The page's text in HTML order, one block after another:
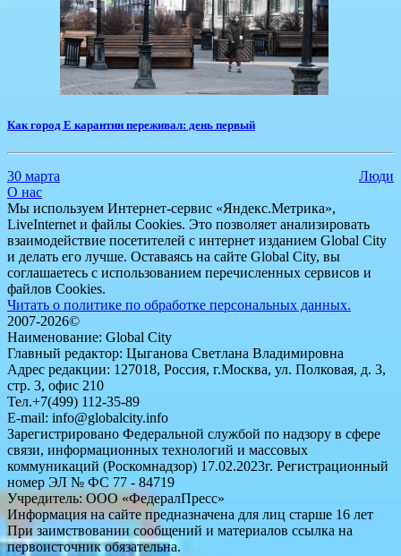
Как город Е карантин переживал: день первый
30 марта
Люди
О нас
Мы используем Интернет-сервис «Яндекс.Метрика»,
LiveInternet и файлы Cookies. Это позволяет анализировать
взаимодействие посетителей с интернет изданием Global City
и делать его лучше. Оставаясь на сайте Global City, вы
соглашаетесь с использованием перечисленных сервисов и
файлов Cookies.
Читать о политике по обработке персональных данных.
2007-2026©
Наименование: Global City
Главный редактор: Цыганова Светлана Владимировна
Адрес редакции: 127018, Россия, г.Москва, ул. Полковая, д. 3,
стр. 3, офис 210
Тел.+7(499) 112-35-89
E-mail: info@globalcity.info
Зарегистрировано Федеральной службой по надзору в сфере
связи, информационных технологий и массовых
коммуникаций (Роскомнадзор) 17.02.2023г. Регистрационный
номер ЭЛ № ФС 77 - 84719
Учредитель: ООО «ФедералПресс»
Информация на сайте предназначена для лиц старше 16 лет
При заимствовании сообщений и материалов ссылка на
первоисточник обязательна.